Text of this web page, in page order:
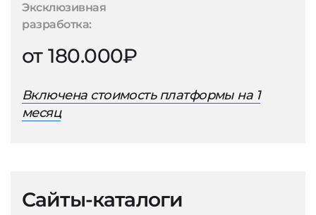
Эксклюзивная
разработка:
от 180.000₽
Включена стоимость платформы на 1
месяц
Сайты-каталоги